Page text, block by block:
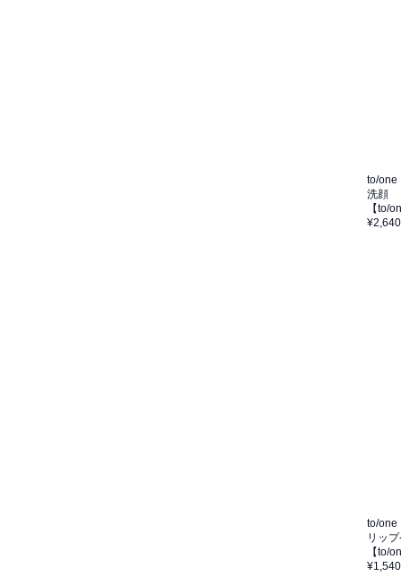
to/one
洗顔
【to/
¥2,640
to/one
リッ
【to/
¥1,540